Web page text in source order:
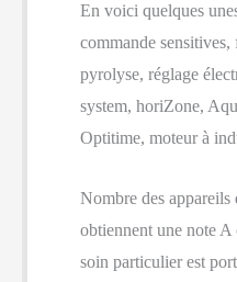
En voici quelques
commande sensitives,
pyrolyse, réglage
system, horiZone,
Optitime, moteur à
Nombre des appareils
obtiennent une note
soin particulier est